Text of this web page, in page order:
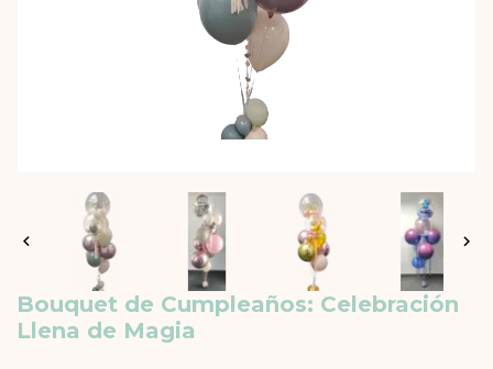
 
Bouquet de Cumpleaños: Celebración
Llena de Magia